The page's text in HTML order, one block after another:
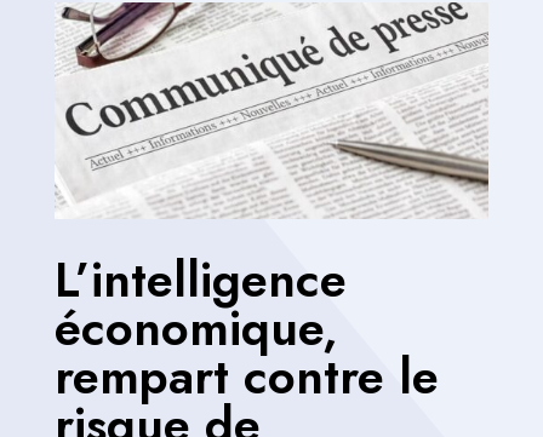
L’intelligence
économique,
rempart contre le